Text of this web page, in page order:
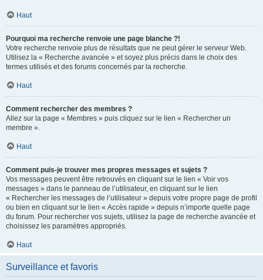
Haut
Pourquoi ma recherche renvoie une page blanche ?!
Votre recherche renvoie plus de résultats que ne peut gérer le serveur Web.
Utilisez la « Recherche avancée » et soyez plus précis dans le choix des
termes utilisés et des forums concernés par la recherche.
Haut
Comment rechercher des membres ?
Allez sur la page « Membres » puis cliquez sur le lien « Rechercher un
membre ».
Haut
Comment puis-je trouver mes propres messages et sujets ?
Vos messages peuvent être retrouvés en cliquant sur le lien « Voir vos
messages » dans le panneau de l’utilisateur, en cliquant sur le lien
« Rechercher les messages de l’utilisateur » depuis votre propre page de profil
ou bien en cliquant sur le lien « Accès rapide » depuis n’importe quelle page
du forum. Pour rechercher vos sujets, utilisez la page de recherche avancée et
choisissez les paramètres appropriés.
Haut
Surveillance et favoris